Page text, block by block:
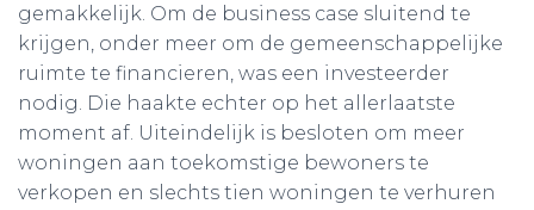
gemakkelijk. Om de business case sluitend te
krijgen, onder meer om de gemeenschappelijke
ruimte te financieren, was een investeerder
nodig. Die haakte echter op het allerlaatste
moment af. Uiteindelijk is besloten om meer
woningen aan toekomstige bewoners te
verkopen en slechts tien woningen te verhuren